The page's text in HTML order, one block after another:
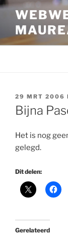
Ga
inhoud
GEPLAATST
OP
29 MRT 2006
Bijna
Het is nog
gelegd.
Dit delen:
Gerelateerd